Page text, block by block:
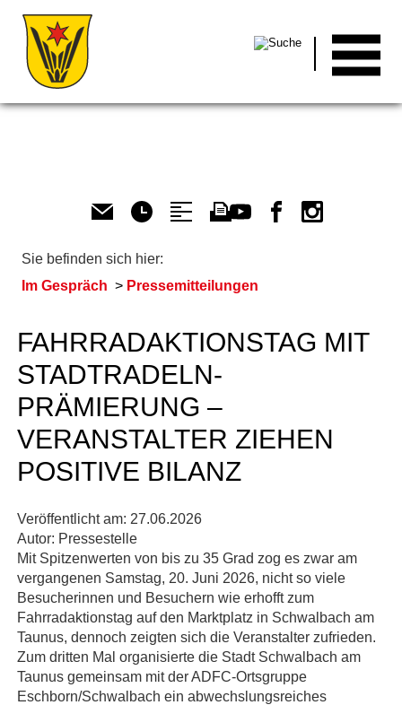
Sie befinden sich hier:
Im Gespräch
Pressemitteilungen
FAHRRADAKTIONSTAG MIT
STADTRADELN-
PRÄMIERUNG –
VERANSTALTER ZIEHEN
POSITIVE BILANZ
Veröffentlicht am: 27.06.2026
Autor: Pressestelle
Mit Spitzenwerten von bis zu 35 Grad zog es zwar am
vergangenen Samstag, 20. Juni 2026, nicht so viele
Besucherinnen und Besuchern wie erhofft zum
Fahrradaktionstag auf den Marktplatz in Schwalbach am
Taunus, dennoch zeigten sich die Veranstalter zufrieden.
Zum dritten Mal organisierte die Stadt Schwalbach am
Taunus gemeinsam mit der ADFC-Ortsgruppe
Eschborn/Schwalbach ein abwechslungsreiches